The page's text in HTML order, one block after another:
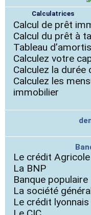
Calculatrices
Calcul de prêt
Calcul du prêt à
Tableau
Calculez votre
Calculez la
Calculez les
immobilier
Le crédit Agricole
La BNP
Banque populaire
La société
Le crédit